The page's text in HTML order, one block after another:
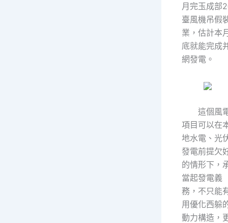
月完玉成部
臺風機吊假
業，估計本
底就能完成
網發電。
這個風
項目可以在
地水電、光
發電前提欠
的情形下，
當起發電義
務，不只能
用優化西躲
動力構造，